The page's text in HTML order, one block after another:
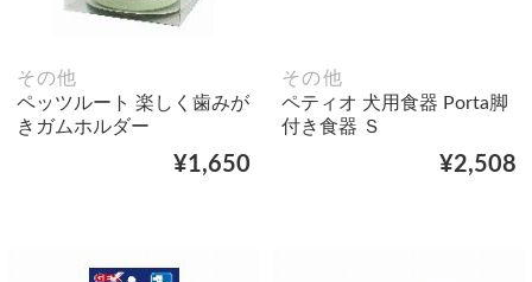
その他
ペッツルート 楽しく歯みが
きガムホルダー
¥1,650
その他
ペティオ 犬用食器 Porta脚
付き食器 Ｓ
¥2,508